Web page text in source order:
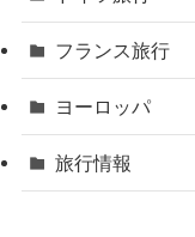
フランス旅行
ヨーロッパ
旅行情報